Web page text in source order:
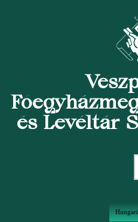
és Levéltár